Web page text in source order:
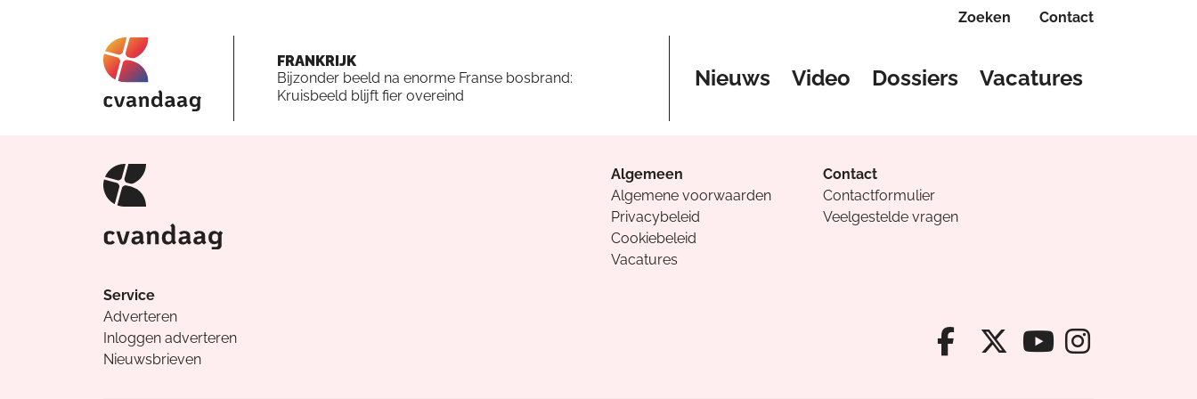
Zoeken Contact
FRANKRIJK
Bijzonder beeld na enorme Franse bosbrand:
Kruisbeeld blijft fier overeind
Nieuws Video Dossiers Vacatures
Algemeen
Algemene voorwaarden
Privacybeleid
Cookiebeleid
Vacatures
Contact
Contactformulier
Veelgestelde vragen
Service
Adverteren
Inloggen adverteren
Nieuwsbrieven
Facebook van
X van